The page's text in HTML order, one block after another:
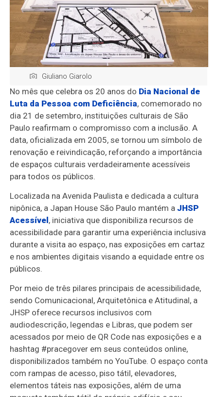
Giuliano Giarolo
No mês que celebra os 20 anos do Dia Nacional de
Luta da Pessoa com Deficiência, comemorado no
dia 21 de setembro, instituições culturais de São
Paulo reafirmam o compromisso com a inclusão. A
data, oficializada em 2005, se tornou um símbolo de
renovação e reivindicação, reforçando a importância
de espaços culturais verdadeiramente acessíveis
para todos os públicos.
Localizada na Avenida Paulista e dedicada a cultura
nipônica, a Japan House São Paulo mantém aJHSP
Acessível , iniciativa que disponibiliza recursos de
acessibilidade para garantir uma experiência inclusiva
durante a visita ao espaço, nas exposições em cartaz
e nos ambientes digitais visando a equidade entre os
públicos.
Por meio de três pilares principais de acessibilidade,
sendo Comunicacional, Arquitetônica e Atitudinal, a
JHSP oferece recursos inclusivos com
audiodescrição, legendas e Libras, que podem ser
acessados por meio de QR Code nas exposições e a
hashtag #pracegover em seus conteúdos online,
disponibilizados também no YouTube. O espaço conta
com rampas de acesso, piso tátil, elevadores,
elementos táteis nas exposições, além de uma